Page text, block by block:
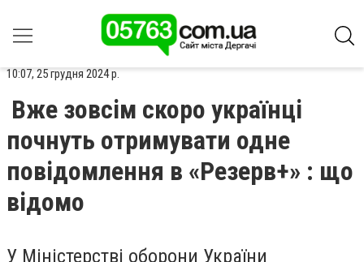
10:07, 25 грудня 2024 р.
Вже зовсім скоро українці
почнуть отримувати одне
повідомлення в «Резерв+» : що
відомо
У Міністерстві оборони України